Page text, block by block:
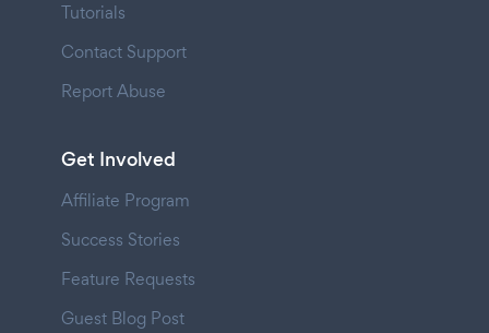
Tutorials
Contact Support
Report Abuse
Get Involved
Affiliate Program
Success Stories
Feature Requests
Guest Blog Post